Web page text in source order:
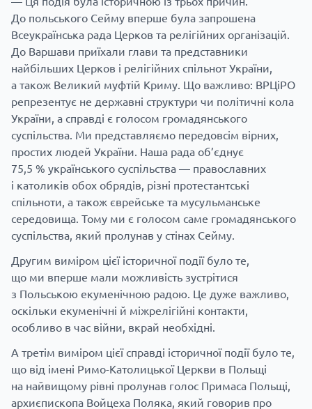
До польського Сейму вперше була запрошена
Всеукраїнська рада Церков та релігійних організацій.
До Варшави приїхали глави та представники
найбільших Церков і релігійних спільнот України,
а також Великий муфтій Криму. Що важливо: ВРЦіРО
репрезентує не державні структури чи політичні кола
України, а справді є голосом громадянського
суспільства. Ми представляємо передовсім вірних,
простих людей України. Наша рада об’єднує
75,5 % українського суспільства — православних
і католиків обох обрядів, різні протестантські
спільноти, а також єврейське та мусульманське
середовища. Тому ми є голосом саме громадянського
суспільства, який пролунав у стінах Сейму.
Другим виміром цієї історичної події було те,
що ми вперше мали можливість зустрітися
з Польською екуменічною радою. Це дуже важливо,
оскільки екуменічні й міжрелігійні контакти,
особливо в час війни, вкрай необхідні.
А третім виміром цієї справді історичної події було те,
що від імені Римо-Католицької Церкви в Польщі
на найвищому рівні пролунав голос Примаса Польщі,
архиєпископа Войцеха Поляка, який говорив про